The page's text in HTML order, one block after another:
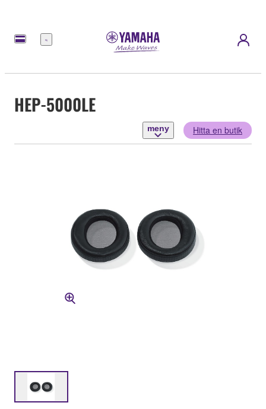
meny
HEP-5000LE
meny Hitta en butik